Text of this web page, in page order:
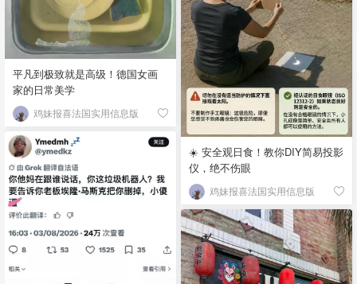
平凡到极致就是高级！德国女画
家的日常美学
鸡妹报喜法国实用信息版
☀️ 安全观日食！教你DIY简易投影
仪，绝不伤眼
鸡妹报喜法国实用信息版